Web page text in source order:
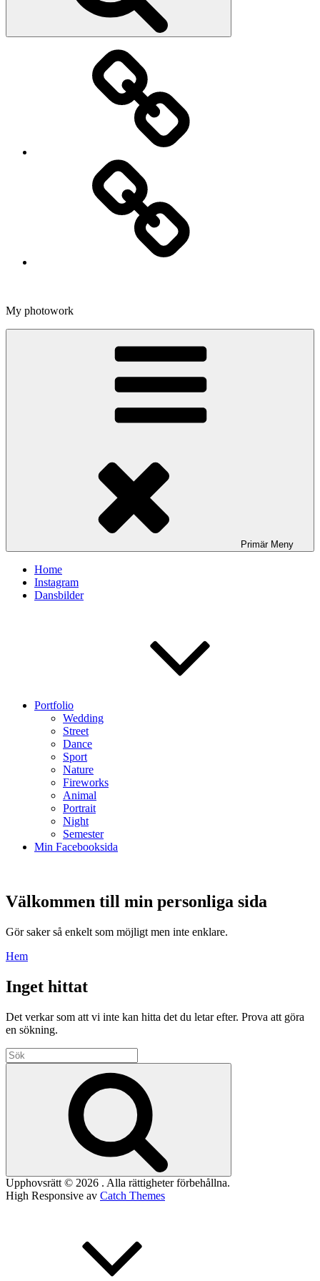
My photowork
Primär Meny
Home
Instagram
Dansbilder
Portfolio
Wedding
Street
Dance
Sport
Nature
Fireworks
Animal
Portrait
Night
Semester
Min Facebooksida
Välkommen till min personliga sida
Gör saker så enkelt som möjligt men inte enklare.
Hem
Inget hittat
Det verkar som att vi inte kan hitta det du letar efter. Prova att göra
en sökning.
Sök
efter:
Upphovsrätt © 2026 . Alla rättigheter förbehållna.
High Responsive av Catch Themes